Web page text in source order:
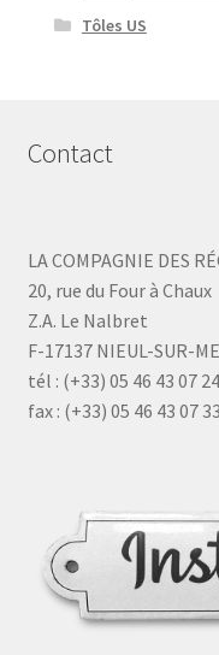
Tôles US
Contact
LA COMPAGNIE DES
20, rue du Four à Chaux
Z.A. Le Nalbret
F-17137 NIEUL-SUR-
tél : (+33) 05 46 43 07 24
fax : (+33) 05 46 43 07 33